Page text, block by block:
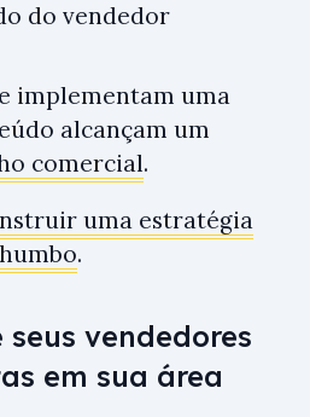
do vendedor
implementam uma
alcançam um
comercial.
uma estratégia
.
vendedores
em sua área